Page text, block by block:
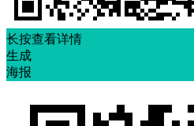
长按查看详情
生成
海报